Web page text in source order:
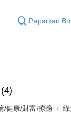
Paparkan
/健康/財富/療癒